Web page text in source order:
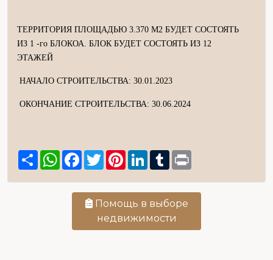
ТЕРРИТОРИЯ ПЛОЩАДЬЮ 3.370 М2 БУДЕТ СОСТОЯТЬ
ИЗ 1 -го БЛОКОА. БЛОК БУДЕТ СОСТОЯТЬ ИЗ 12
ЭТАЖЕЙ
НАЧАЛО СТРОИТЕЛЬСТВА: 30.01.2023
ОКОНЧАНИЕ СТРОИТЕЛЬСТВА: 30.06.2024
ShareWhatsApp
Facebook
TwitterPinterestLinkedIn
Tumblr
Помощь в выборе
недвижимости